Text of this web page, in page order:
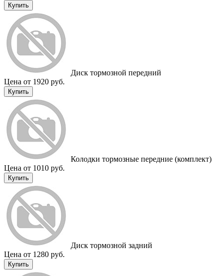
Купить
Диск тормозной передний
Цена от 1920 руб.
Купить
Колодки тормозные передние (комплект)
Цена от 1010 руб.
Купить
Диск тормозной задний
Цена от 1280 руб.
Купить